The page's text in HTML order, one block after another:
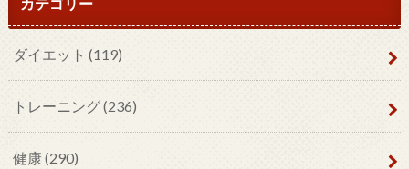
ダイエット (119)
トレーニング(236)
健康(290)